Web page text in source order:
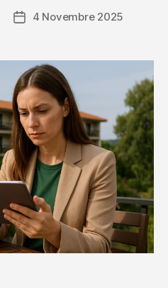
Data4 Novembre 2025